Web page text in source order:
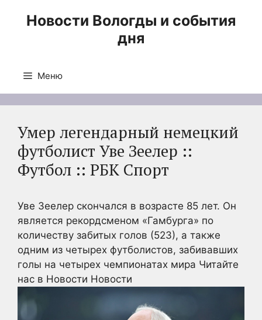
Новости Вологды и события
дня
Меню
Умер легендарный немецкий
футболист Уве Зеелер ::
Футбол :: РБК Спорт
Уве Зеелер скончался в возрасте 85 лет. Он
является рекордсменом «Гамбурга» по
количеству забитых голов (523), а также
одним из четырех футболистов, забивавших
голы на четырех чемпионатах мира Читайте
нас в Новости Новости